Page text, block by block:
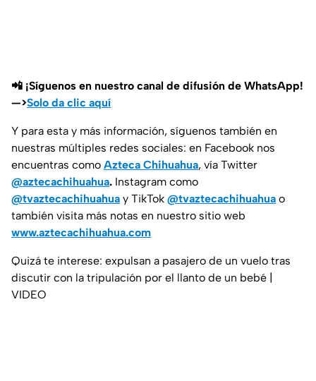
📲 ¡Síguenos en nuestro canal de difusión de WhatsApp!
—>Solo da clic aquí
Y para esta y más información, síguenos también en
nuestras múltiples redes sociales: en Facebook nos
encuentras como Azteca Chihuahua, vía Twitter
@aztecachihuahua. Instagram como
@tvaztecachihuahua y TikTok @tvaztecachihuahua o
también visita más notas en nuestro sitio web
www.aztecachihuahua.com
Quizá te interese: expulsan a pasajero de un vuelo tras
discutir con la tripulación por el llanto de un bebé |
VIDEO